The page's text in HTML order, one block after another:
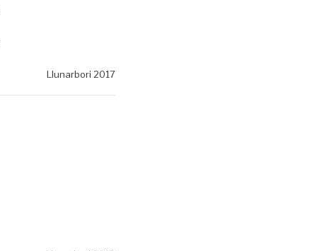
Llunarbori 2017